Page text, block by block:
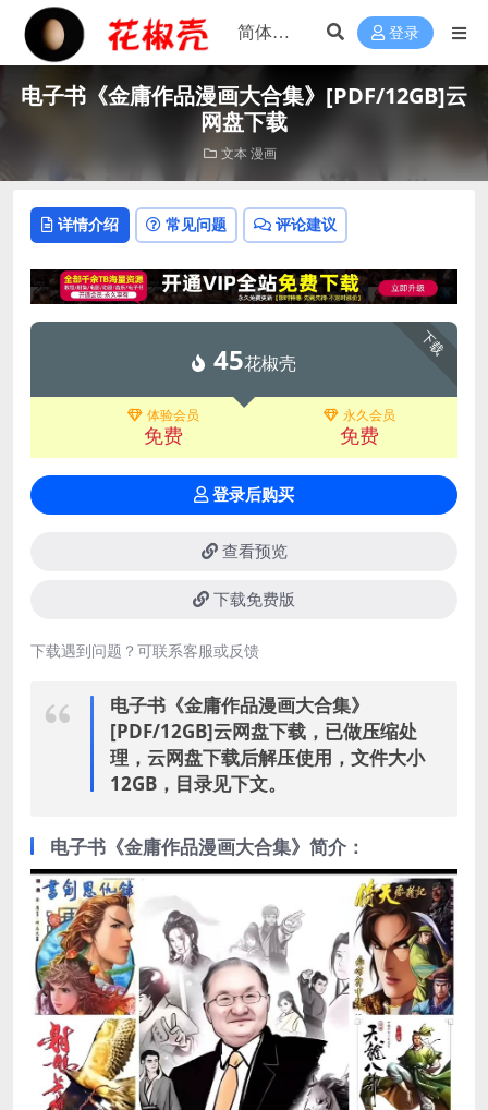
登录
电子书《金庸作品漫画大合集》[PDF/12GB]云
网盘下载
文本 漫画
详情介绍 常见问题 评论建议
下载
45花椒壳
体验会员
免费
永久会员
免费
登录后购买
查看预览
下载免费版
下载遇到问题？可联系客服或反馈
电子书《金庸作品漫画大合集》
[PDF/12GB]云网盘下载，已做压缩处
理，云网盘下载后解压使用，文件大小
12GB，目录见下文。
电子书《金庸作品漫画大合集》简介：